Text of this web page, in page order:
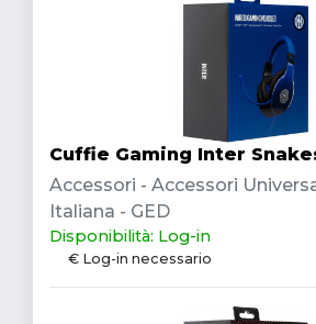
Cuffie Gaming Inter
Accessori - Accessori
Italiana - GED
Disponibilità: Log-in
€ Log-in necessario